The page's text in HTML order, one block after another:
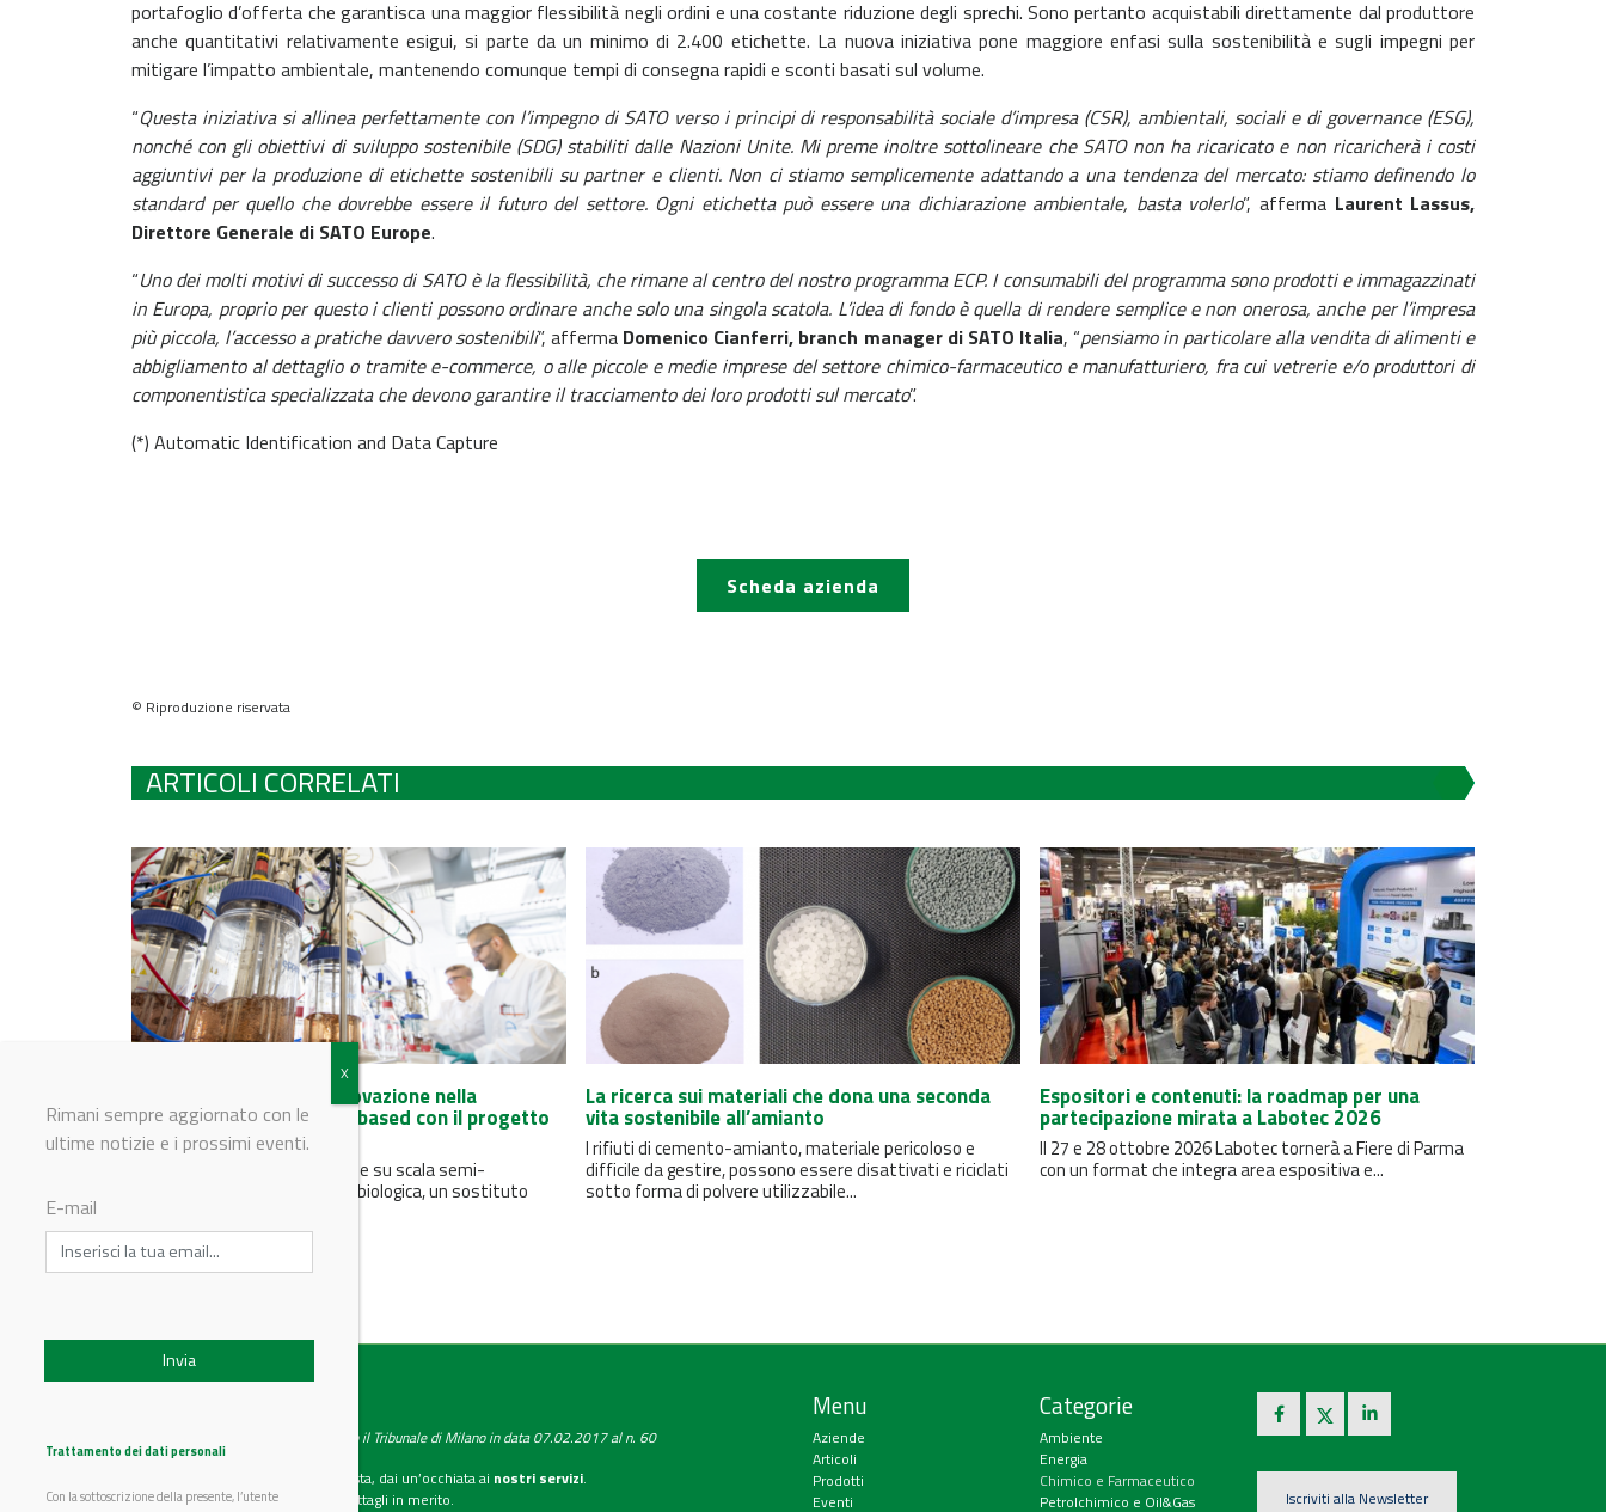
portafoglio d’offerta che garantisca una maggior flessibilità negli ordini e una costante riduzione degli sprechi. Sono pertanto acquistabili direttamente dal produttore
anche quantitativi relativamente esigui, si parte da un minimo di 2.400 etichette. La nuova iniziativa pone maggiore enfasi sulla sostenibilità e sugli impegni per
mitigare l’impatto ambientale, mantenendo comunque tempi di consegna rapidi e sconti basati sul volume.
“Questa iniziativa si allinea perfettamente con l’impegno di SATO verso i principi di responsabilità sociale d’impresa (CSR), ambientali, sociali e di governance (ESG),
nonché con gli obiettivi di sviluppo sostenibile (SDG) stabiliti dalle Nazioni Unite. Mi preme inoltre sottolineare che SATO non ha ricaricato e non ricaricherà i costi
aggiuntivi per la produzione di etichette sostenibili su partner e clienti. Non ci stiamo semplicemente adattando a una tendenza del mercato: stiamo definendo lo
standard per quello che dovrebbe essere il futuro del settore. Ogni etichetta può essere una dichiarazione ambientale, basta volerlo”, afferma Laurent Lassus,
Direttore Generale di SATO Europe.
“Uno dei molti motivi di successo di SATO è la flessibilità, che rimane al centro del nostro programma ECP. I consumabili del programma sono prodotti e immagazzinati
in Europa, proprio per questo i clienti possono ordinare anche solo una singola scatola. L’idea di fondo è quella di rendere semplice e non onerosa, anche per l’impresa
più piccola, l’accesso a pratiche davvero sostenibili”, afferma Domenico Cianferri, branch manager di SATO Italia, “pensiamo in particolare alla vendita di alimenti e
abbigliamento al dettaglio o tramite e-commerce, o alle piccole e medie imprese del settore chimico-farmaceutico e manufatturiero, fra cui vetrerie e/o produttori di
componentistica specializzata che devono garantire il tracciamento dei loro prodotti sul mercato”.
(*) Automatic Identification and Data Capture
Scheda azienda
© Riproduzione riservata
ARTICOLI CORRELATI
Covestro promuove l'innovazione nella
produzione di anilina bio-based con il progetto
Bio4PURConti
Il progetto mira alla produzione su scala semi-
industriale di anilina di origine biologica, un sostituto
La ricerca sui materiali che dona una seconda
vita sostenibile all’amianto
I rifiuti di cemento-amianto, materiale pericoloso e
difficile da gestire, possono essere disattivati ​​e riciclati
sotto forma di polvere utilizzabile...
Espositori e contenuti: la roadmap per una
partecipazione mirata a Labotec 2026
Il 27 e 28 ottobre 2026 Labotec tornerà a Fiere di Parma
con un format che integra area espositiva e...
Testata giornalistica registrata presso il Tribunale di Milano in data 07.02.2017 al n. 60
Se vuoi diventare nostro inserzionista, dai un’occhiata ai nostri servizi.
Scarica il mediakitper maggiori dettagli in merito.
Menu
Aziende
Articoli
Prodotti
Eventi
Categorie
Ambiente
Energia
Chimico e Farmaceutico
Petrolchimico e Oil&Gas
Iscriviti alla Newsletter
Rimani sempre aggiornato con le
ultime notizie e i prossimi eventi.
E-mail
Trattamento dei dati personali
Con la sottoscrizione della presente, l’utente